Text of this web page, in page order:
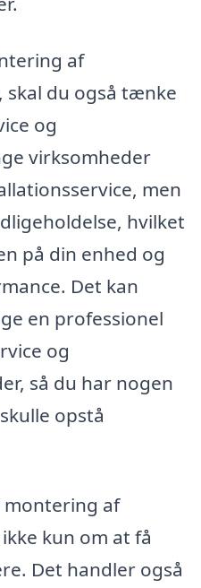
af
du også tænke
og
virksomheder
men
hvilket
på din enhed og
Det kan
en professionel
og
så du har nogen
opstå
montering af
kun om at få
Det handler også